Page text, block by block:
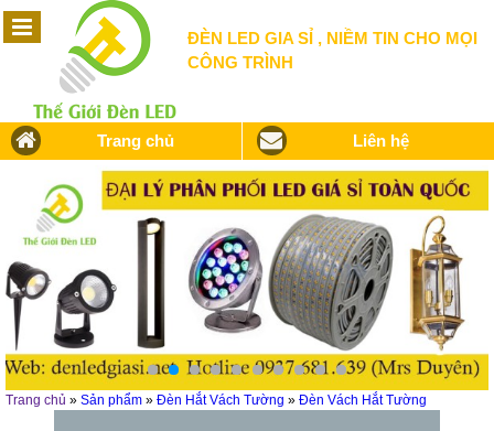
ĐÈN LED GIA SỈ , NIỀM TIN CHO MỌI
CÔNG TRÌNH
Trang chủ Liên hệ
Trang chủ » Sản phẩm » Đèn Hắt Vách Tường » Đèn Vách Hắt Tường